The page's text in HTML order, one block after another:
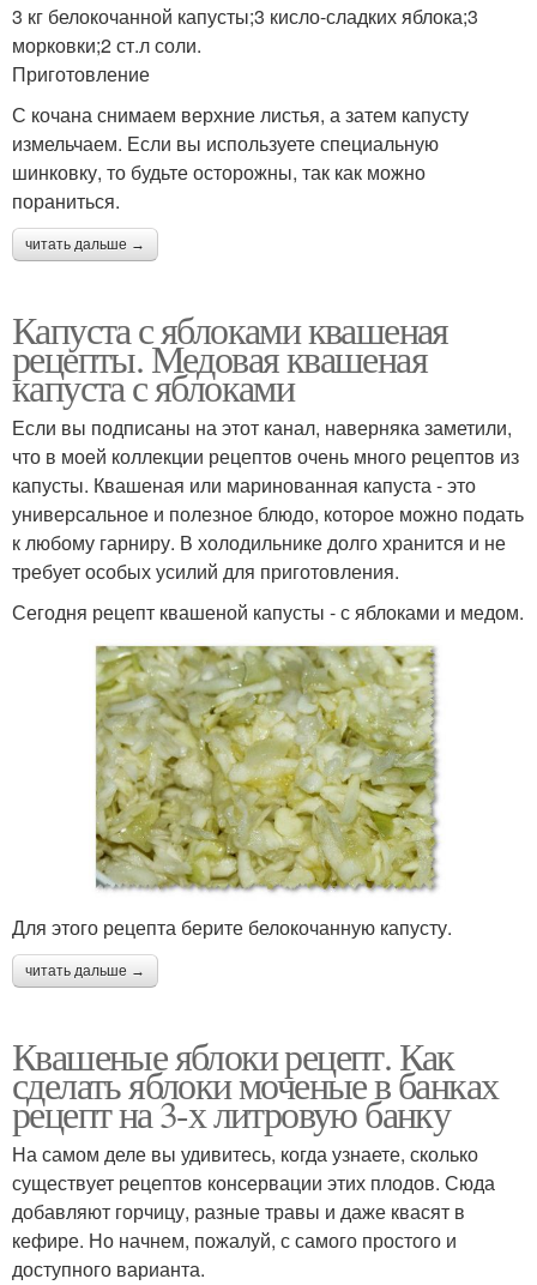
3 кг белокочанной капусты;3 кисло-сладких яблока;3
морковки;2 ст.л соли.
Приготовление
С кочана снимаем верхние листья, а затем капусту
измельчаем. Если вы используете специальную
шинковку, то будьте осторожны, так как можно
пораниться.
читать дальше →
Капуста с яблоками квашеная
рецепты. Медовая квашеная
капуста с яблоками
Если вы подписаны на этот канал, наверняка заметили,
что в моей коллекции рецептов очень много рецептов из
капусты. Квашеная или маринованная капуста - это
универсальное и полезное блюдо, которое можно подать
к любому гарниру. В холодильнике долго хранится и не
требует особых усилий для приготовления.
Сегодня рецепт квашеной капусты - с яблоками и медом.
Для этого рецепта берите белокочанную капусту.
читать дальше →
Квашеные яблоки рецепт. Как
сделать яблоки моченые в банках
рецепт на 3-х литровую банку
На самом деле вы удивитесь, когда узнаете, сколько
существует рецептов консервации этих плодов. Сюда
добавляют горчицу, разные травы и даже квасят в
кефире. Но начнем, пожалуй, с самого простого и
доступного варианта.